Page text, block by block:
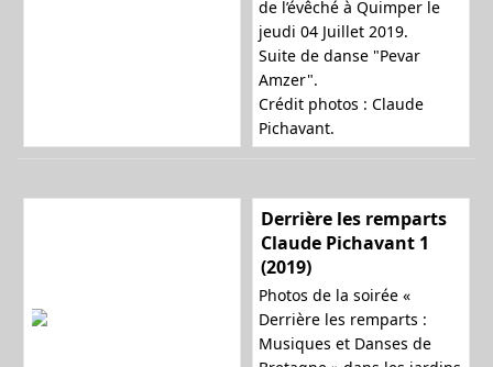
de l’évêché à Quimper le
jeudi 04 Juillet 2019.
Suite de danse "Pevar
Amzer".
Crédit photos : Claude
Pichavant.
Derrière les remparts
Claude Pichavant 1
(2019)
Photos de la soirée «
Derrière les remparts :
Musiques et Danses de